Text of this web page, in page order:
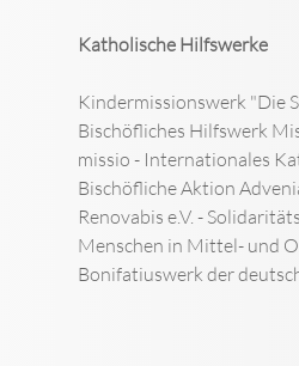
Katholische Hilfswerke
Kindermissionswerk "Die
Bischöfliches Hilfswerk
missio - Internationales
Bischöfliche Aktion
Renovabis e.V. -
Menschen in Mittel- und
Bonifatiuswerk der